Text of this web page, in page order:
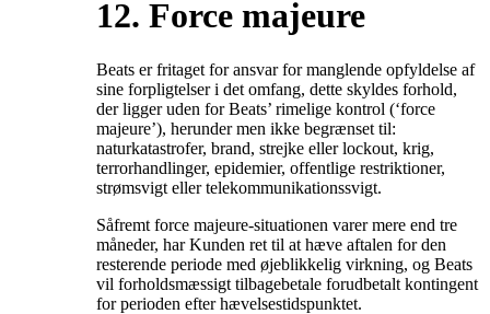
12. Force majeure
Beats er fritaget for ansvar for manglende opfyldelse af
sine forpligtelser i det omfang, dette skyldes forhold,
der ligger uden for Beats’ rimelige kontrol (‘force
majeure’), herunder men ikke begrænset til:
naturkatastrofer, brand, strejke eller lockout, krig,
terrorhandlinger, epidemier, offentlige restriktioner,
strømsvigt eller telekommunikationssvigt.
Såfremt force majeure-situationen varer mere end tre
måneder, har Kunden ret til at hæve aftalen for den
resterende periode med øjeblikkelig virkning, og Beats
vil forholdsmæssigt tilbagebetale forudbetalt kontingent
for perioden efter hævelsestidspunktet.